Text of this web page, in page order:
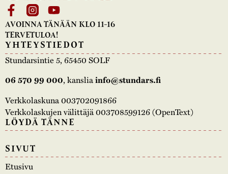
AVOINNA TÄNÄÄN KLO 11-16
TERVETULOA!
YHTEYSTIEDOT
Stundarsintie 5, 65450 SOLF
06 570 99 000, kansliainfo@stundars.fi
Verkkolaskuna 003702091866
Verkkolaskujen välittäjä 003708599126 (OpenText)
LÖYDÄ TÄNNE
SIVUT
Etusivu